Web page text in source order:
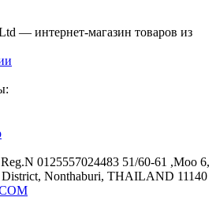
— интернет-магазин товаров из
0125557024483 51/60-61 ,Moo 6,
District, Nonthaburi, THAILAND 11140